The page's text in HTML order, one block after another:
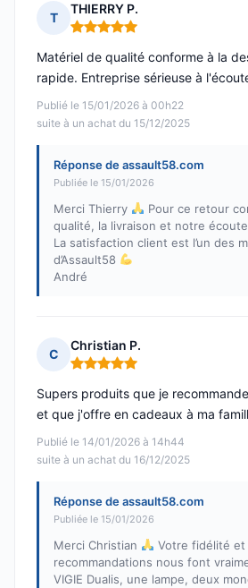
T
THIERRY P.
Note : 5 sur 5
Publié le 15/01/2026 à 00h22
suite à un achat du 15/12/2025
Matériel de qualité conforme à la
rapide. Entreprise sérieuse à
Réponse de assault58.com
Publiée le 15/01/2026
Merci Thierry
Pour ce retour
qualité, la livraison et notre
La satisfaction client est l’un des
d’Assault58
André
C
Christian P.
Note : 5 sur 5
Publié le 14/01/2026 à 14h44
suite à un achat du 16/12/2025
Supers produits que je
et que j'offre en cadeaux à ma
Réponse de assault58.com
Publiée le 15/01/2026
Merci Christian
Votre fidélité et
recommandations nous font
VIGIE Dualis, une lampe, deux